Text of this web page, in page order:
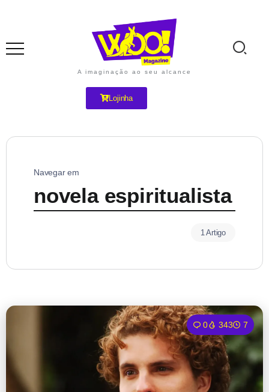
A imaginação ao seu alcance
Lojinha
Navegar em
novela espiritualista
1 Artigo
0 343 7